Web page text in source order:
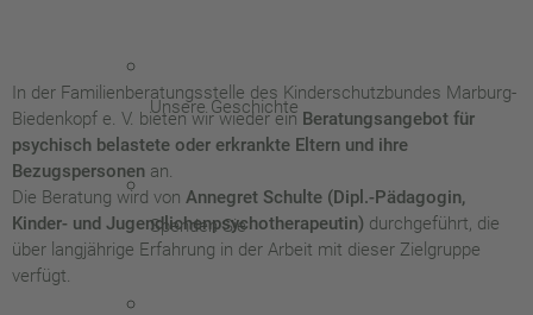
Unsere Geschichte
Spenden Sie
In der Familienberatungsstelle des Kinderschutzbundes Marburg-
Biedenkopf e. V. bieten wir wieder ein Beratungsangebot für
psychisch belastete oder erkrankte Eltern und ihre
Bezugspersonen an.
Die Beratung wird von Annegret Schulte (Dipl.-Pädagogin,
Kinder- und Jugendlichenpsychotherapeutin) durchgeführt, die
über langjährige Erfahrung in der Arbeit mit dieser Zielgruppe
verfügt.